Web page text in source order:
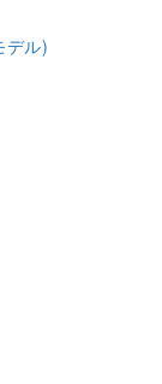
デル)